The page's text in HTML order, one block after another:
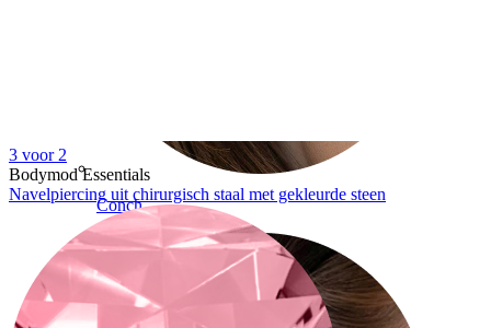
Conch
3 voor 2
Bodymod Essentials
Navelpiercing uit chirurgisch staal met gekleurde steen